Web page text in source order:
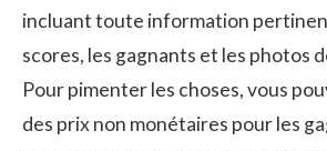
incluant toute information
scores, les gagnants et les photos
Pour pimenter les choses, vous
des prix non monétaires pour les